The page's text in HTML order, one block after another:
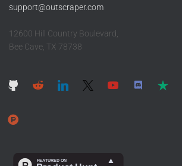
support@outscraper.com
12600 Hill Country Boulevard,
Bee Cave, TX 78738